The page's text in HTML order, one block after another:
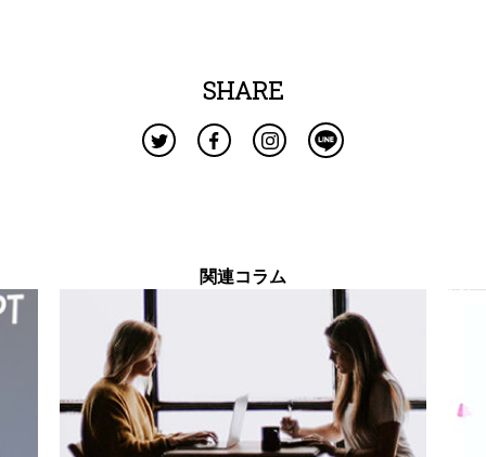
SHARE
関連コラム